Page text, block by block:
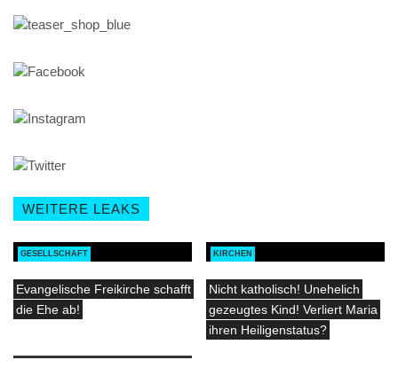
WEITERE LEAKS
GESELLSCHAFT
Evangelische Freikirche schafft
die Ehe ab!
KIRCHEN
Nicht katholisch! Unehelich
gezeugtes Kind! Verliert Maria
ihren Heiligenstatus?